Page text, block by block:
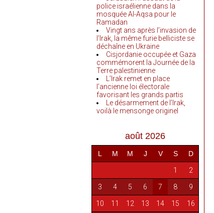
police israélienne dans la
mosquée Al-Aqsa pour le
Ramadan
Vingt ans après l’invasion de
l’Irak, la même furie belliciste se
déchaîne en Ukraine
Cisjordanie occupée et Gaza
commémorent la Journée de la
Terre palestinienne
L’Irak remet en place
l’ancienne loi électorale
favorisant les grands partis
Le désarmement de l’Irak,
voilà le mensonge originel
août 2026
L M M J V S D
1 2
3 4 5 6 7 8 9
10 11 12 13 14 15 16